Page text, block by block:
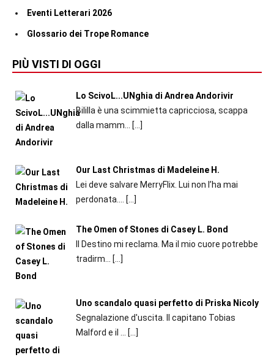
Eventi Letterari 2026
Glossario dei Trope Romance
PIÙ VISTI DI OGGI
Lo ScivoL...UNghia di Andrea Andorivir
Bililla è una scimmietta capricciosa, scappa
dalla mamm... […]
Our Last Christmas di Madeleine H.
Lei deve salvare MerryFlix. Lui non l’ha mai
perdonata....
[…]
The Omen of Stones di Casey L. Bond
Il Destino mi reclama. Ma il mio cuore potrebbe
tradirm...
[…]
Uno scandalo quasi perfetto di Priska Nicoly
Segnalazione d'uscita. Il capitano Tobias
Malford e il ... […]